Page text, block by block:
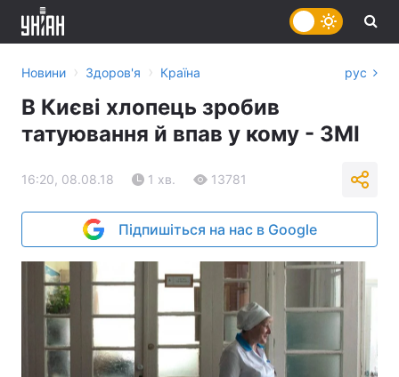
Новини › Здоров'я › Країна рус
В Києві хлопець зробив
татуювання й впав у кому - ЗМІ
16:20, 08.08.18 1 хв. 13781
Підпишіться на нас в Google